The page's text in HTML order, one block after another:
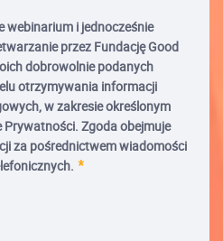
webinarium i jednocześnie
przez Fundację Good
dobrowolnie podanych
otrzymywania informacji
w zakresie określonym
Prywatności. Zgoda obejmuje
za pośrednictwem wiadomości